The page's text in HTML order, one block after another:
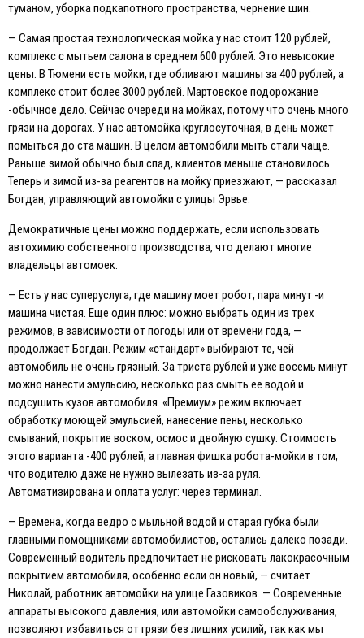
туманом, уборка подкапотного пространства, чернение шин.
— Самая простая технологическая мойка у нас стоит 120 рублей,
комплекс с мытьем салона в среднем 600 рублей. Это невысокие
цены. В Тюмени есть мойки, где обливают машины за 400 рублей, а
комплекс стоит более 3000 рублей. Мартовское подорожание
-обычное дело. Сейчас очереди на мойках, потому что очень много
грязи на дорогах. У нас автомойка круглосуточная, в день может
помыться до ста машин. В целом автомобили мыть стали чаще.
Раньше зимой обычно был спад, клиентов меньше становилось.
Теперь и зимой из-за реагентов на мойку приезжают, — рассказал
Богдан, управляющий автомойки с улицы Эрвье.
Демократичные цены можно поддержать, если использовать
автохимию собственного производства, что делают многие
владельцы автомоек.
— Eсть у нас суперуслуга, где машину моет робот, пара минут -и
машина чистая. Eще один плюс: можно выбрать один из трех
режимов, в зависимости от погоды или от времени года, —
продолжает Богдан. Режим «стандарт» выбирают те, чей
автомобиль не очень грязный. За триста рублей и уже восемь минут
можно нанести эмульсию, несколько раз смыть ее водой и
подсушить кузов автомобиля. «Премиум» режим включает
обработку моющей эмульсией, нанесение пены, несколько
смываний, покрытие воском, осмос и двойную сушку. Стоимость
этого варианта -400 рублей, а главная фишка робота-мойки в том,
что водителю даже не нужно вылезать из-за руля.
Автоматизирована и оплата услуг: через терминал.
— Времена, когда ведро с мыльной водой и старая губка были
главными помощниками автомобилистов, остались далеко позади.
Современный водитель предпочитает не рисковать лакокрасочным
покрытием автомобиля, особенно если он новый, — считает
Николай, работник автомойки на улице Газовиков. — Современные
аппараты высокого давления, или автомойки самообслуживания,
позволяют избавиться от грязи без лишних усилий, так как мы